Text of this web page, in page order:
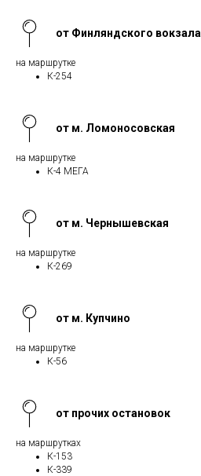
от Финляндского вокзала
на маршрутке
К-254
от м. Ломоносовская
на маршрутке
К-4 МЕГА
от м. Чернышевская
на маршрутке
К-269
от м. Купчино
на маршрутке
К-56
от прочих остановок
на маршрутках
К-153
К-339